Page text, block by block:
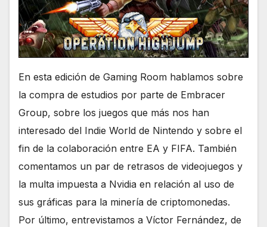
En esta edición de Gaming Room hablamos sobre
la compra de estudios por parte de Embracer
Group, sobre los juegos que más nos han
interesado del Indie World de Nintendo y sobre el
fin de la colaboración entre EA y FIFA. También
comentamos un par de retrasos de videojuegos y
la multa impuesta a Nvidia en relación al uso de
sus gráficas para la minería de criptomonedas.
Por último, entrevistamos a Víctor Fernández, de